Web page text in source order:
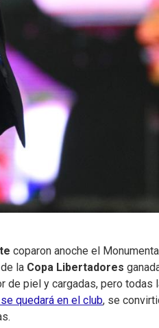
coparon anoche el
la Copa Libertadores
de piel y cargadas, pero
quedará en el club, se